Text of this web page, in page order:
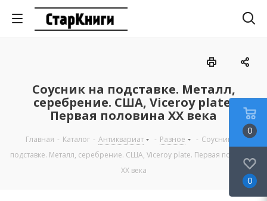
Соусник на подставке. Металл,
серебрение. США, Viceroy plate.
Первая половина ХХ века
Главная - Каталог - Антиквариат - Разное - Соусник на
подставке. Металл, серебрение. США, Viceroy plate. Первая половина
ХХ века
0
0